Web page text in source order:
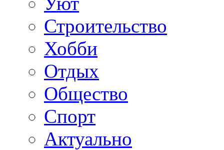
Строительство
Хобби
Отдых
Общество
Спорт
Актуально